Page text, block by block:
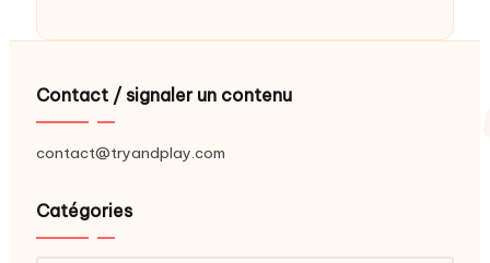
Contact / signaler un contenu
contact@tryandplay.com
Catégories